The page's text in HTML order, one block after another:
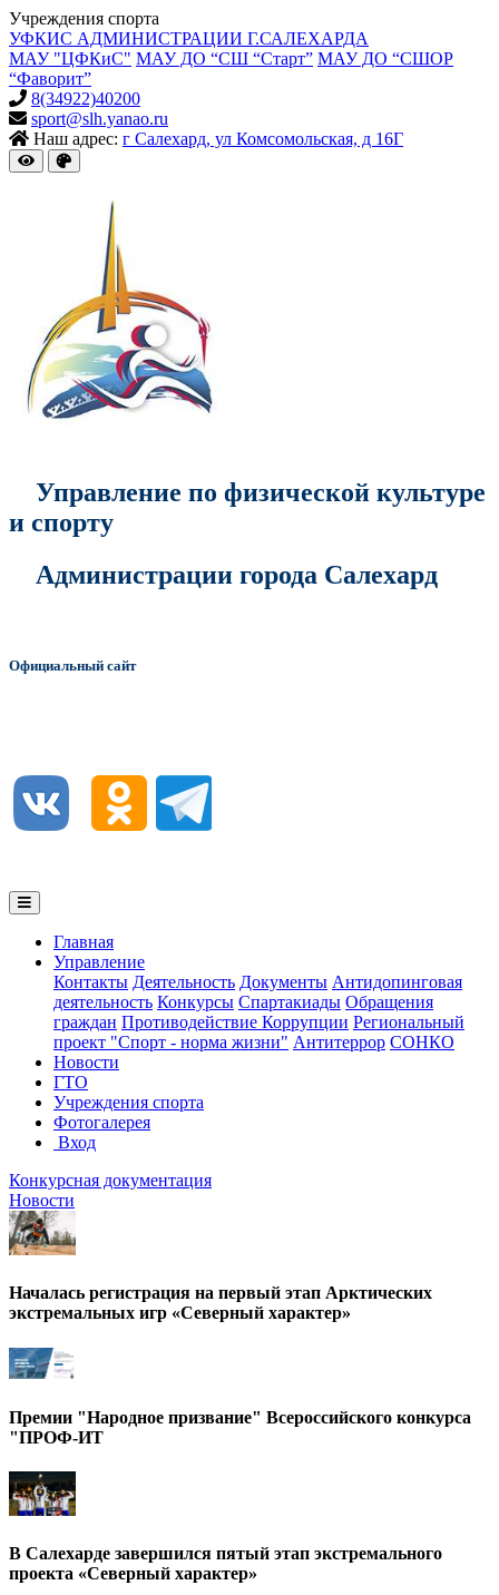
Учреждения спорта
УФКИС АДМИНИСТРАЦИИ Г.САЛЕХАРДА
МАУ "ЦФКиС" МАУ ДО “СШ “Старт” МАУ ДО “СШОР
“Фаворит”
8(34922)40200
sport@slh.yanao.ru
Наш адрес: г Салехард, ул Комсомольская, д 16Г
Управление по физической культуре
и спорту
Администрации города Салехард
Официальный сайт
Главная
Управление
Контакты Деятельность Документы Антидопинговая
деятельность Конкурсы Спартакиады Обращения
граждан Противодействие Коррупции Региональный
проект "Спорт - норма жизни" Антитеррор СОНКО
Новости
ГТО
Учреждения спорта
Фотогалерея
Вход
Конкурсная документация
Новости
Началась регистрация на первый этап Арктических
экстремальных игр «Северный характер»
Премии "Народное призвание" Всероссийского конкурса
"ПРОФ-ИТ
В Салехарде завершился пятый этап экстремального
проекта «Северный характер»